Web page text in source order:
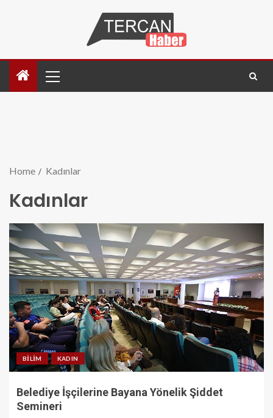
Home Kadınlar
Kadınlar
BILIM KADIN
Belediye İşçilerine Bayana Yönelik Şiddet
Semineri